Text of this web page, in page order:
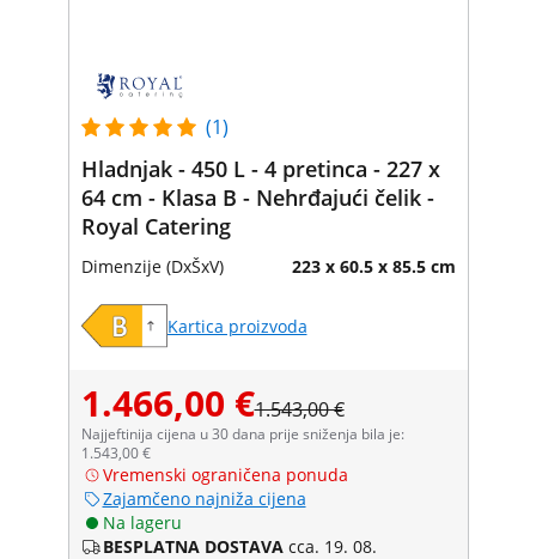
(1)
Hladnjak - 450 L - 4 pretinca - 227 x
64 cm - Klasa B - Nehrđajući čelik -
Royal Catering
Dimenzije (DxŠxV) 223 x 60.5 x 85.5 cm
Kartica proizvoda
1.466,00 €1.543,00 €
Najjeftinija cijena u 30 dana prije sniženja bila je:
1.543,00 €
Vremenski ograničena ponuda
Zajamčeno najniža cijena
Na lageru
BESPLATNA DOSTAVA cca. 19. 08.